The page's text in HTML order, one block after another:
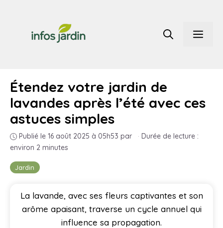
contenu
Jardin
Étendez votre jardin de
lavandes après l’été avec ces
astuces simples
Publié le 16 août 2025 à 05h53 par · Durée de lecture :
environ 2 minutes
La lavande, avec ses fleurs captivantes et son
arôme apaisant, traverse un cycle annuel qui
influence sa propagation.